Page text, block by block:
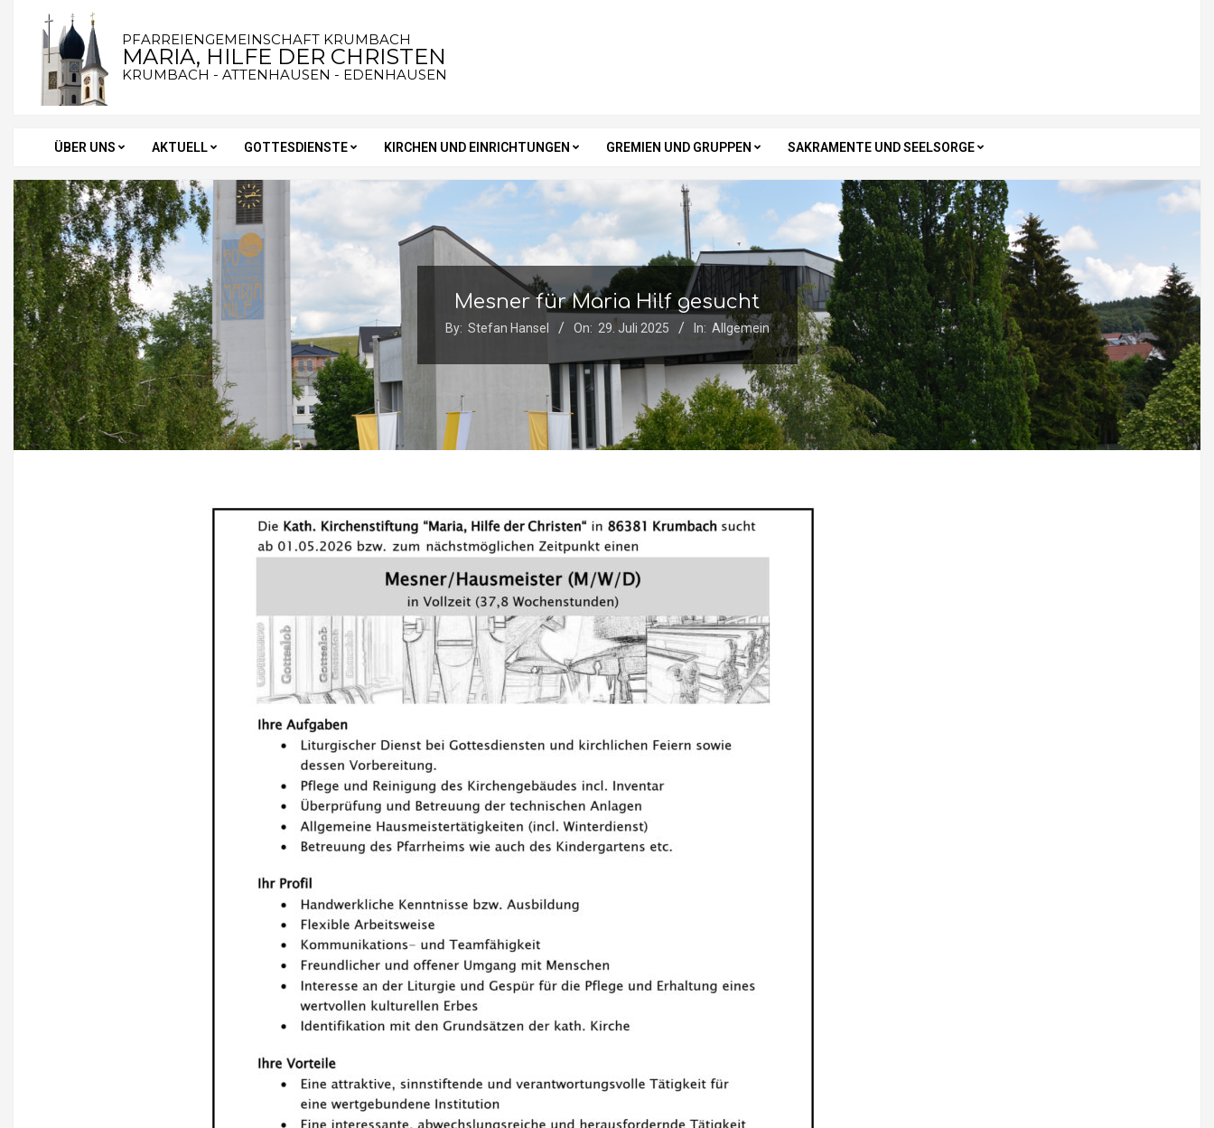
content
PFARREIENGEMEINSCHAFT KRUMBACH
MARIA, HILFE DER CHRISTEN
KRUMBACH - ATTENHAUSEN - EDENHAUSEN
Secondary
Navigation
Menu
ÜBER UNS AKTUELL GOTTESDIENSTE KIRCHEN UND EINRICHTUNGEN GREMIEN UND GRUPPEN SAKRAMENTE UND SEELSORGE
Mesner für Maria Hilf gesucht
By: Stefan Hansel On: 29. Juli 2025 In: Allgemein